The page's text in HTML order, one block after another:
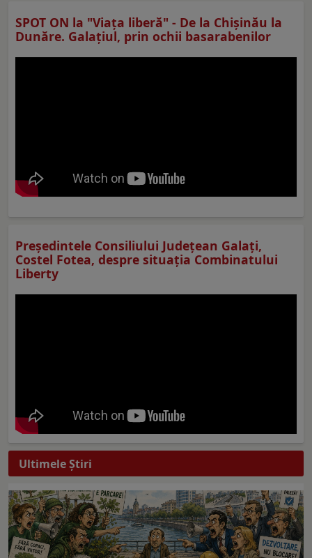
SPOT ON la "Viaţa liberă" - De la Chișinău la
Dunăre. Galațiul, prin ochii basarabenilor
Preşedintele Consiliului Judeţean Galaţi,
Costel Fotea, despre situaţia Combinatului
Liberty
Ultimele Ştiri